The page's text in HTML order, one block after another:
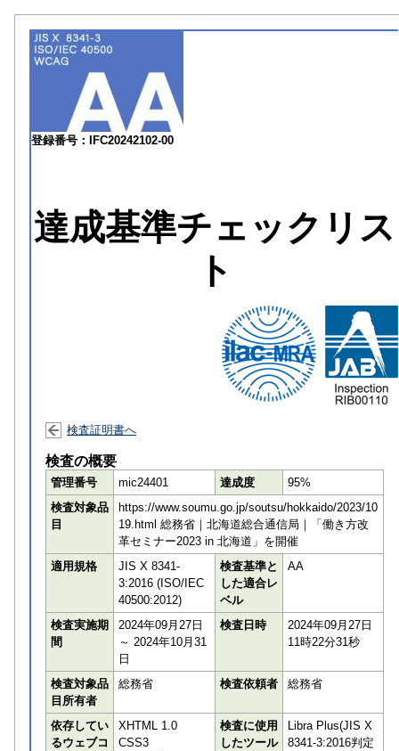
登録番号：IFC20242102-00
達成基準チェックリス
ト
検査証明書へ
検査の概要
管理番号 mic24401 達成度
95%
検査対象品
目
https://www.soumu.go.jp/soutsu/hokkaido/2023/10
19.html 総務省｜北海道総合通信局｜「働き方改
革セミナー2023 in 北海道」を開催
適用規格
JIS X 8341-
3:2016 (ISO/IEC
40500:2012)
検査基準と
した適合レ
ベル
AA
検査実施期
間
2024年09月27日
～ 2024年10月31
日
検査日時
2024年09月27日
11時22分31秒
検査対象品
目所有者
総務省 検査依頼者 総務省
依存してい
るウェブコ
XHTML 1.0
CSS3
検査に使用
したツール
Libra Plus(JIS X
8341-3:2016判定